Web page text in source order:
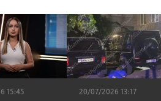
15:45
20/07/2026 13:17